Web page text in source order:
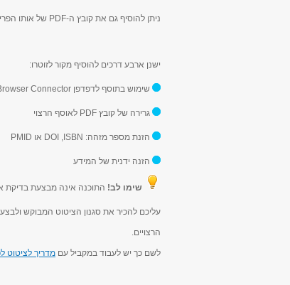
ניתן להוסיף גם את קובץ ה-PDF של אותו הפריט לשם עבודה עמו בתוך התוכנה
ישנן ארבע דרכים להוסיף מקור לזוטרו:
שימוש בתוסף לדפדפן Browser Connector
גרירה של קובץ PDF לאוסף הרצוי
הזנת מספר מזהה: DOI ,ISBN או PMID
הזנה ידנית של המידע
שימו לב! התוכנה אינה מבצעת בדיקת
עליכם להכיר את סגנון הציטוט המבוקש
הרצויים.
לשם כך יש לעבוד במקביל עם מדריך לציטוט